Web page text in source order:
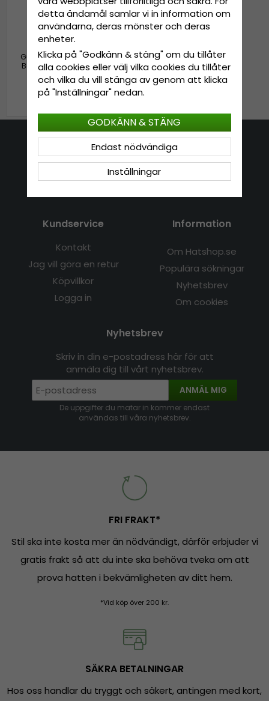
Gubbkeps / Flat cap - MJM
Bang Polyester/Cotton Mix
(brun)
399 kr499 kr
Kontakta oss
E-mail: info@hatshop.se
Kundservice
Kontakt
Jag vill göra en retur
Köpvillkor
Logga in
Information
Om Hatshop.se
Populära sökningar
Nyhetsbrev
Om cookies
Nyhetsbrev
Skriv in din e-postadress här för att
anmäla dig till vårt nyhetsbrev.
ANMÄL MIG
De uppgifter du matar in kommer endast
användas till våra nyhetsbrev.
FRI FRAKT*
Stil ska inte kosta mer än nödvändigt, därför erbjuder vi
gratis frakt så att du inte ska behöva tveka om att
prova hatten i bekvämligheten av ditt hem.
*Vid köp över 200 kr.
SÄKRA BETALNINGAR
Hos oss handlar du tryggt och säkert, antingen med kort,
detta ändamål samlar vi in information om
användarna, deras mönster och deras
enheter.
Klicka på "Godkänn & stäng" om du tillåter
alla cookies eller välj vilka cookies du tillåter
och vilka du vill stänga av genom att klicka
på "Inställningar" nedan.
Inställningar
Endast nödvändiga
GODKÄNN & STÄNG